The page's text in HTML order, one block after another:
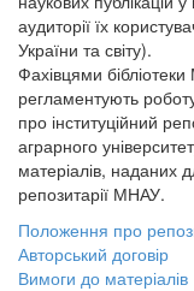
аудиторії їх
України та світу).
Фахівцями
регламентують
про інституційний
аграрного
матеріалів, наданих
репозитарії МНАУ.
Положення про
Авторський договір
Вимоги до матеріалів